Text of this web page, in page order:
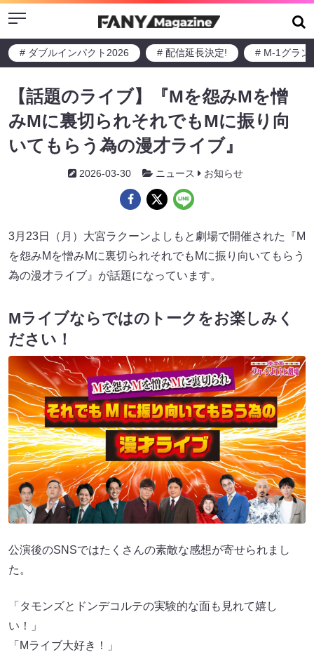
Menu
# ダブルインパクト2026 # 配信延長決定! # M-1グラン
【話題のライブ】『Mを怨みMを憎
みMに裏切られそれでもMに振り向
いてもらう為の漫才ライブ』
2026-03-30 ニュース お知らせ
3月23日（月）大宮ラクーンよしもと劇場で開催された『M
を怨みMを憎みMに裏切られそれでもMに振り向いてもらう
為の漫才ライブ』が話題になっています。
Mライブならではのトークをお楽しみく
ださい！
公演後のSNSではたくさんの素敵な感想が寄せられまし
た。
「タモンズとドンデコルテの実験的な面も見れて嬉し
い！」
「Mライブ大好き！」